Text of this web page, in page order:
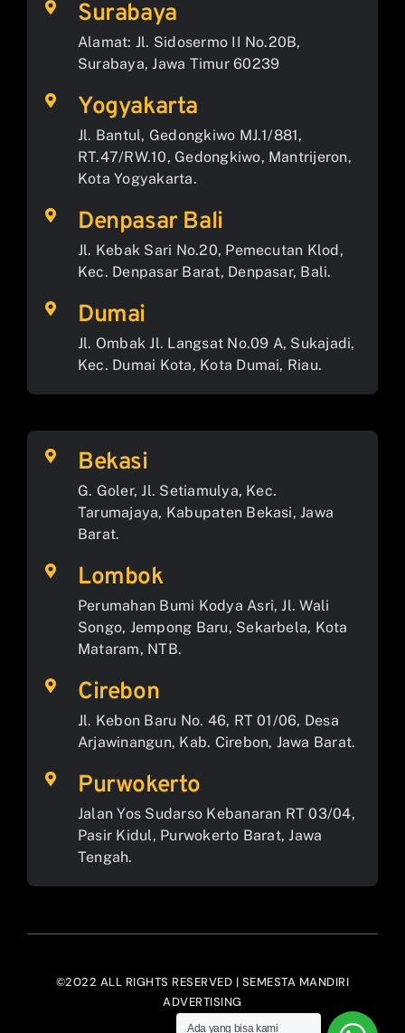
Surabaya
Alamat: Jl. Sidosermo II No.20B,
Surabaya, Jawa Timur 60239
Yogyakarta
Jl. Bantul, Gedongkiwo MJ.1/881,
RT.47/RW.10, Gedongkiwo, Mantrijeron,
Kota Yogyakarta.
Denpasar Bali
Jl. Kebak Sari No.20, Pemecutan Klod,
Kec. Denpasar Barat, Denpasar, Bali.
Dumai
Jl. Ombak Jl. Langsat No.09 A, Sukajadi,
Kec. Dumai Kota, Kota Dumai, Riau.
Bekasi
G. Goler, Jl. Setiamulya, Kec.
Tarumajaya, Kabupaten Bekasi, Jawa
Barat.
Lombok
Perumahan Bumi Kodya Asri, Jl. Wali
Songo, Jempong Baru, Sekarbela, Kota
Mataram, NTB.
Cirebon
Jl. Kebon Baru No. 46, RT 01/06, Desa
Arjawinangun, Kab. Cirebon, Jawa Barat.
Purwokerto
Jalan Yos Sudarso Kebanaran RT 03/04,
Pasir Kidul, Purwokerto Barat, Jawa
Tengah.
©2022 ALL RIGHTS RESERVED | SEMESTA MANDIRI
ADVERTISING
Ada yang bisa kami